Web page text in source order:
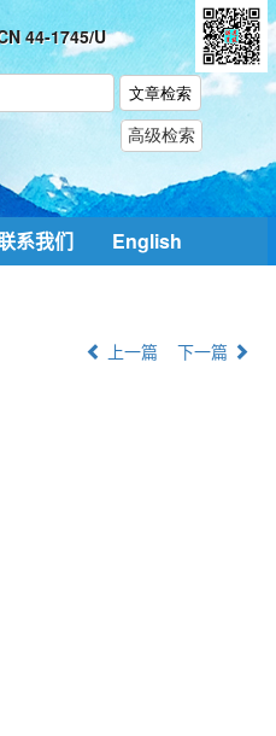
44-1745/U
系我们 English
上一篇 下一篇